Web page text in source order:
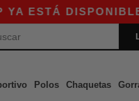
OBTÉN
Polos Chaquetas